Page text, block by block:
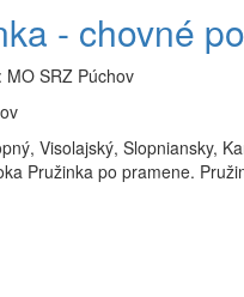
- chovné
MO SRZ Púchov
Visolajský, Slopniansky,
Pružinka po pramene.